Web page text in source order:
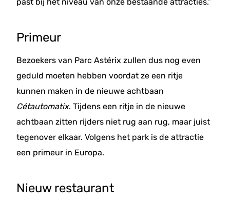
Primeur
Bezoekers van Parc Astérix zullen dus nog even
geduld moeten hebben voordat ze een ritje
kunnen maken in de nieuwe achtbaan
Cétautomatix. Tijdens een ritje in de nieuwe
achtbaan zitten rijders niet rug aan rug, maar juist
tegenover elkaar. Volgens het park is de attractie
een primeur in Europa.
Nieuw restaurant